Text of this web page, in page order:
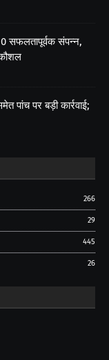
सफलतापूर्वक संपन्न,
पांच पर बड़ी कार्रवाई;
266
29
445
26